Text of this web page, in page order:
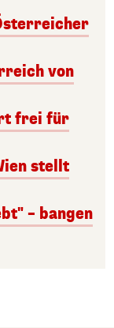
von
frei für
stellt
– bangen